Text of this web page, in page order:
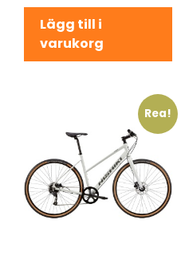
Lägg till i
varukorg
Rea!